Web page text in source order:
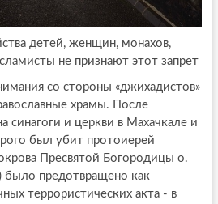
детей, женщин, монахов,
не признают этот запрет
со стороны «джихадистов»
храмы. После
синагоги и церкви в Махачкале и
был убит протоиерей
Пресвятой Богородицы о.
было предотвращено как
террористических акта - в